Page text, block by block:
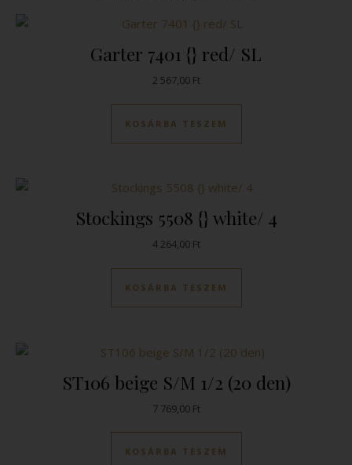
Garter 7401 {} red/ SL
2 567,00 Ft
KOSÁRBA TESZEM
Stockings 5508 {} white/ 4
4 264,00 Ft
KOSÁRBA TESZEM
ST106 beige S/M 1/2 (20 den)
7 769,00 Ft
KOSÁRBA TESZEM